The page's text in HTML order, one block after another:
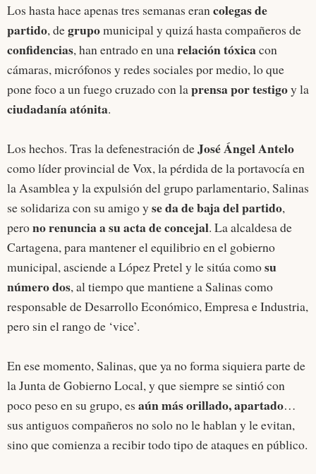
Los hasta hace apenas tres semanas erancolegas de
partido, degrupomunicipal y quizá hasta compañeros de
confidencias, han entrado en unarelación tóxicacon
cámaras, micrófonos y redes sociales por medio, lo que
pone foco a un fuego cruzado con laprensa por testigoy la
ciudadanía atónita.
Los hechos. Tras la defenestración deJosé Ángel Antelo
como líder provincial de Vox, la pérdida de la portavocía en
la Asamblea y la expulsión del grupo parlamentario, Salinas
se solidariza con su amigo yse da de baja del partido,
perono renuncia a su acta de concejal. La alcaldesa de
Cartagena, para mantener el equilibrio en el gobierno
municipal, asciende a López Pretel y le sitúa comosu
número dos, al tiempo que mantiene a Salinas como
responsable de Desarrollo Económico, Empresa e Industria,
pero sin el rango de ‘vice’.
En ese momento, Salinas, que ya no forma siquiera parte de
la Junta de Gobierno Local, y que siempre se sintió con
poco peso en su grupo, es aún más orillado, apartado…
sus antiguos compañeros no solo no le hablan y le evitan,
sino que comienza a recibir todo tipo de ataques en público.